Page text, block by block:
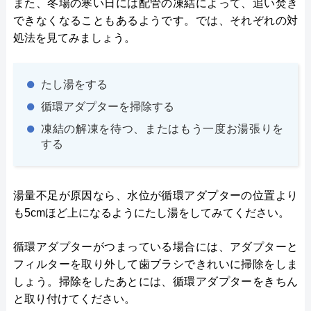
また、冬場の寒い日には配管の凍結によって、追い焚き
できなくなることもあるようです。では、それぞれの対
処法を見てみましょう。
たし湯をする
循環アダプターを掃除する
凍結の解凍を待つ、またはもう一度お湯張りを
する
湯量不足が原因なら、水位が循環アダプターの位置より
も5cmほど上になるようにたし湯をしてみてください。
循環アダプターがつまっている場合には、アダプターと
フィルターを取り外して歯ブラシできれいに掃除をしま
しょう。掃除をしたあとには、循環アダプターをきちん
と取り付けてください。